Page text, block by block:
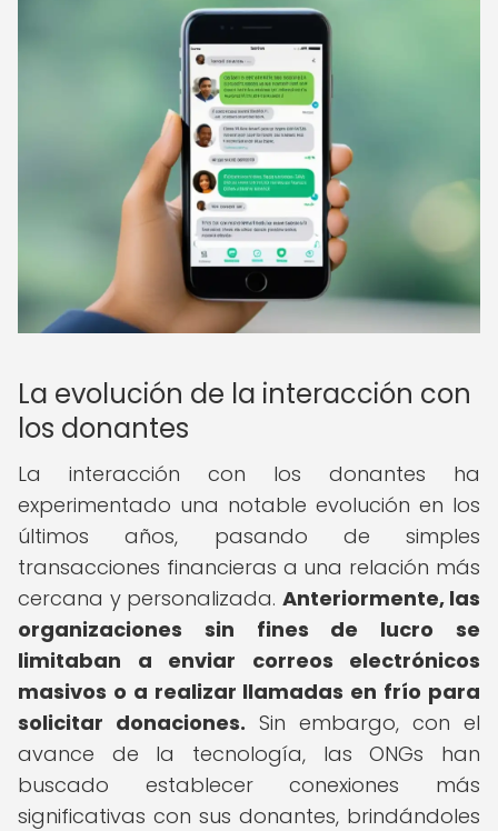
La evolución de la interacción con
los donantes
La interacción con los donantes ha
experimentado una notable evolución en los
últimos años, pasando de simples
transacciones financieras a una relación más
cercana y personalizada. Anteriormente, las
organizaciones sin fines de lucro se
limitaban a enviar correos electrónicos
masivos o a realizar llamadas en frío para
solicitar donaciones. Sin embargo, con el
avance de la tecnología, las ONGs han
buscado establecer conexiones más
significativas con sus donantes, brindándoles